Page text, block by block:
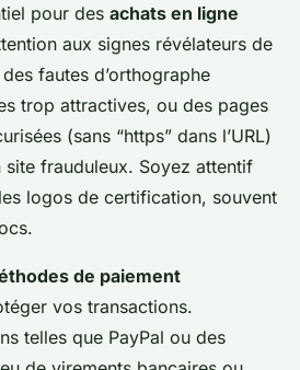
pour des achats en ligne
aux signes révélateurs de
fautes d’orthographe
trop attractives, ou des pages
(sans “https” dans l’URL)
frauduleux. Soyez attentif
logos de certification, souvent
de paiement
vos transactions.
telles que PayPal ou des